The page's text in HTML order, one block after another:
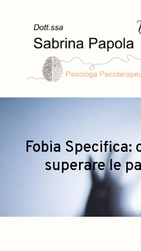
Fobia Specifica:
superare le